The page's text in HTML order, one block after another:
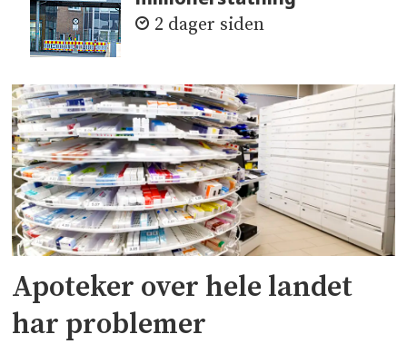
2 dager siden
Apoteker over hele landet
har problemer